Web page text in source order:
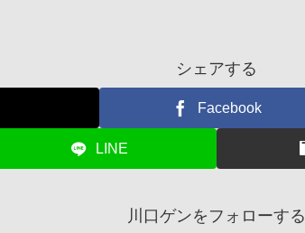
シェアする
Facebook
LINE
川口ゲンをフォローする